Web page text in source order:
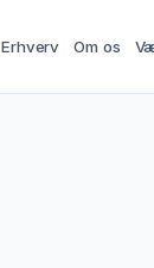
Erhverv Om os